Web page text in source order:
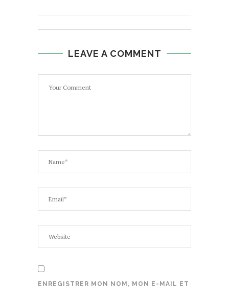
LEAVE A COMMENT
ENREGISTRER MON NOM, MON E-MAIL ET